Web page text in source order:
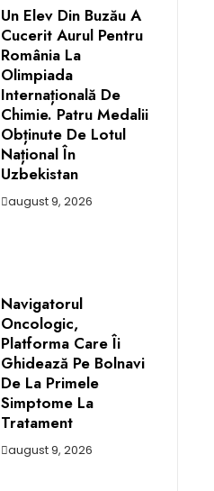
Un Elev Din Buzău A
Cucerit Aurul Pentru
România La
Olimpiada
Internațională De
Chimie. Patru Medalii
Obținute De Lotul
Național În
Uzbekistan
august 9, 2026
Navigatorul
Oncologic,
Platforma Care Îi
Ghidează Pe Bolnavi
De La Primele
Simptome La
Tratament
august 9, 2026